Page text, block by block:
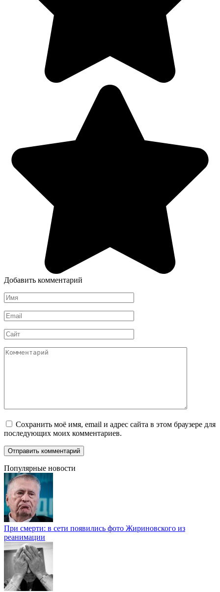
Добавить комментарий
Имя
*
Email
*
Сайт
Комментарий
Сохранить моё имя, email и адрес сайта в этом браузере для
последующих моих комментариев.
Популярные новости
При смерти: в сети появились фото Жириновского из
реанимации